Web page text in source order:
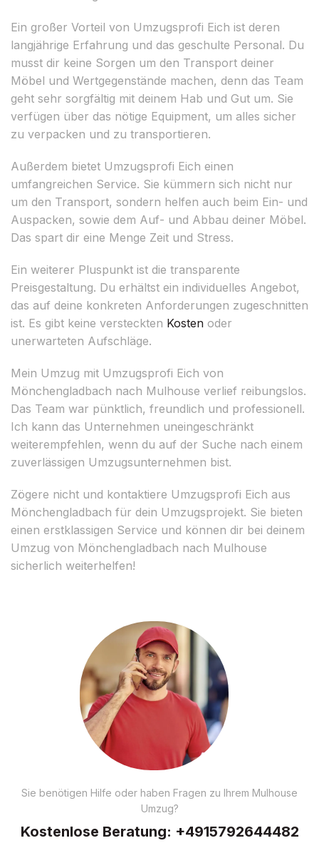
Ein großer Vorteil von Umzugsprofi Eich ist deren
langjährige Erfahrung und das geschulte Personal. Du
musst dir keine Sorgen um den Transport deiner
Möbel und Wertgegenstände machen, denn das Team
geht sehr sorgfältig mit deinem Hab und Gut um. Sie
verfügen über das nötige Equipment, um alles sicher
zu verpacken und zu transportieren.
Außerdem bietet Umzugsprofi Eich einen
umfangreichen Service. Sie kümmern sich nicht nur
um den Transport, sondern helfen auch beim Ein- und
Auspacken, sowie dem Auf- und Abbau deiner Möbel.
Das spart dir eine Menge Zeit und Stress.
Ein weiterer Pluspunkt ist die transparente
Preisgestaltung. Du erhältst ein individuelles Angebot,
das auf deine konkreten Anforderungen zugeschnitten
ist. Es gibt keine versteckten Kosten oder
unerwarteten Aufschläge.
Mein Umzug mit Umzugsprofi Eich von
Mönchengladbach nach Mulhouse verlief reibungslos.
Das Team war pünktlich, freundlich und professionell.
Ich kann das Unternehmen uneingeschränkt
weiterempfehlen, wenn du auf der Suche nach einem
zuverlässigen Umzugsunternehmen bist.
Zögere nicht und kontaktiere Umzugsprofi Eich aus
Mönchengladbach für dein Umzugsprojekt. Sie bieten
einen erstklassigen Service und können dir bei deinem
Umzug von Mönchengladbach nach Mulhouse
sicherlich weiterhelfen!
Sie benötigen Hilfe oder haben Fragen zu Ihrem Mulhouse
Umzug?
Kostenlose Beratung: +4915792644482